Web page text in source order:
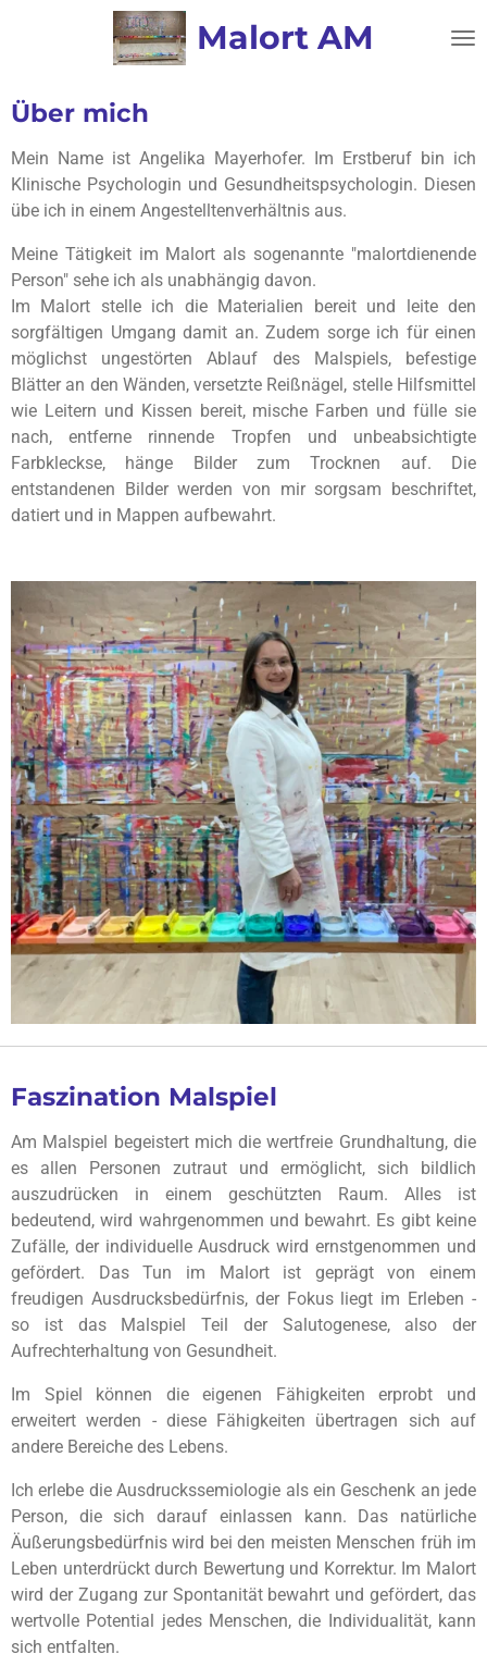
Malort AM
Über mich
Mein Name ist Angelika Mayerhofer. Im Erstberuf bin ich
Klinische Psychologin und Gesundheitspsychologin. Diesen
übe ich in einem Angestelltenverhältnis aus.
Meine Tätigkeit im Malort als sogenannte "malortdienende
Person" sehe ich als unabhängig davon.
Im Malort stelle ich die Materialien bereit und leite den
sorgfältigen Umgang damit an. Zudem sorge ich für einen
möglichst ungestörten Ablauf des Malspiels, befestige
Blätter an den Wänden, versetzte Reißnägel, stelle Hilfsmittel
wie Leitern und Kissen bereit, mische Farben und fülle sie
nach, entferne rinnende Tropfen und unbeabsichtigte
Farbkleckse, hänge Bilder zum Trocknen auf. Die
entstandenen Bilder werden von mir sorgsam beschriftet,
datiert und in Mappen aufbewahrt.
Faszination Malspiel
Am Malspiel begeistert mich die wertfreie Grundhaltung, die
es allen Personen zutraut und ermöglicht, sich bildlich
auszudrücken in einem geschützten Raum. Alles ist
bedeutend, wird wahrgenommen und bewahrt. Es gibt keine
Zufälle, der individuelle Ausdruck wird ernstgenommen und
gefördert. Das Tun im Malort ist geprägt von einem
freudigen Ausdrucksbedürfnis, der Fokus liegt im Erleben -
so ist das Malspiel Teil der Salutogenese, also der
Aufrechterhaltung von Gesundheit.
Im Spiel können die eigenen Fähigkeiten erprobt und
erweitert werden - diese Fähigkeiten übertragen sich auf
andere Bereiche des Lebens.
Ich erlebe die Ausdruckssemiologie als ein Geschenk an jede
Person, die sich darauf einlassen kann. Das natürliche
Äußerungsbedürfnis wird bei den meisten Menschen früh im
Leben unterdrückt durch Bewertung und Korrektur. Im Malort
wird der Zugang zur Spontanität bewahrt und gefördert, das
wertvolle Potential jedes Menschen, die Individualität, kann
sich entfalten.